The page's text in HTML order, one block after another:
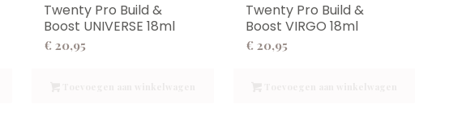
Twenty Pro Build &
Boost UNIVERSE 18ml
€ 20,95
Twenty Pro Build &
Boost VIRGO 18ml
€ 20,95